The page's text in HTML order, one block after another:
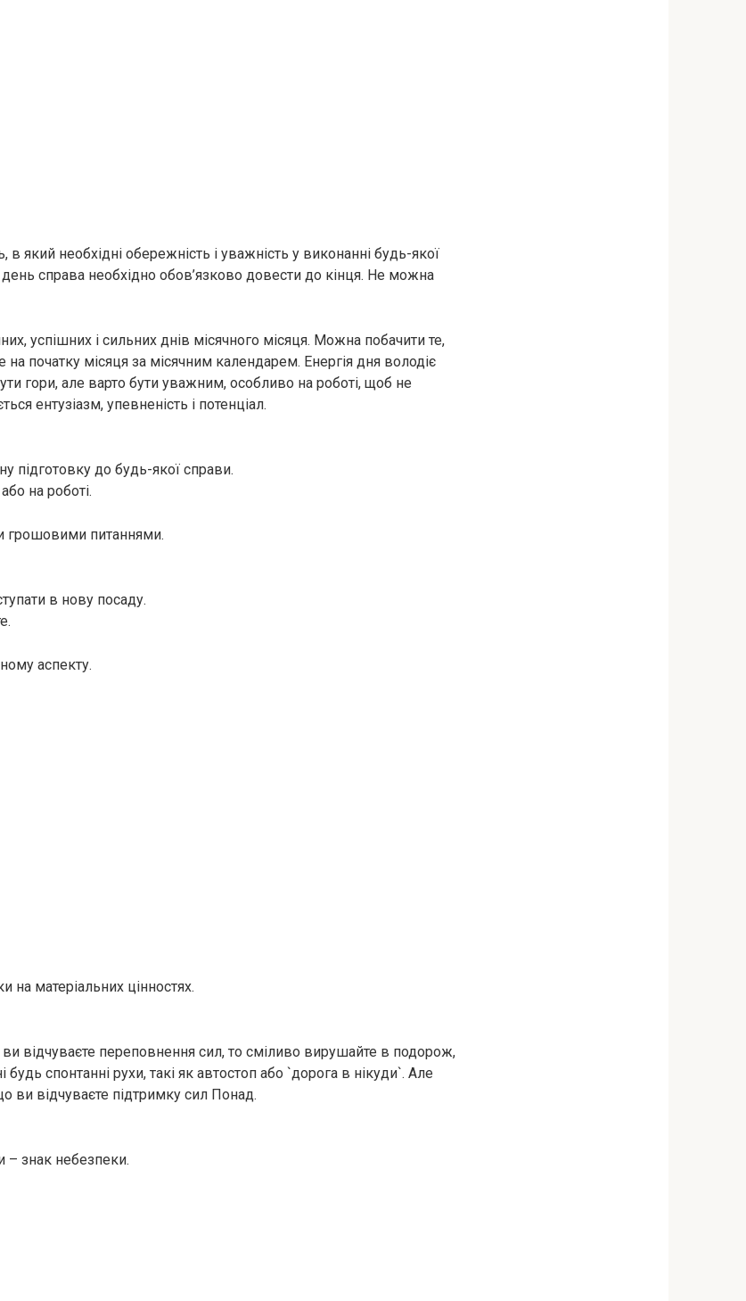
в який необхідні обережність і уважність у виконанні будь-якої
справа необхідно обов’язково довести до кінця. Не можна
успішних і сильних днів місячного місяця. Можна побачити те,
на початку місяця за місячним календарем. Енергія дня володіє
гори, але варто бути уважним, особливо на роботі, щоб не
ентузіазм, упевненість і потенціал.
підготовку до будь-якої справи.
на роботі.
грошовими питаннями.
в нову посаду.
аспекту.
на матеріальних цінностях.
відчуваєте переповнення сил, то сміливо вирушайте в подорож,
будь спонтанні рухи, такі як автостоп або `дорога в нікуди`. Але
ви відчуваєте підтримку сил Понад.
– знак небезпеки.